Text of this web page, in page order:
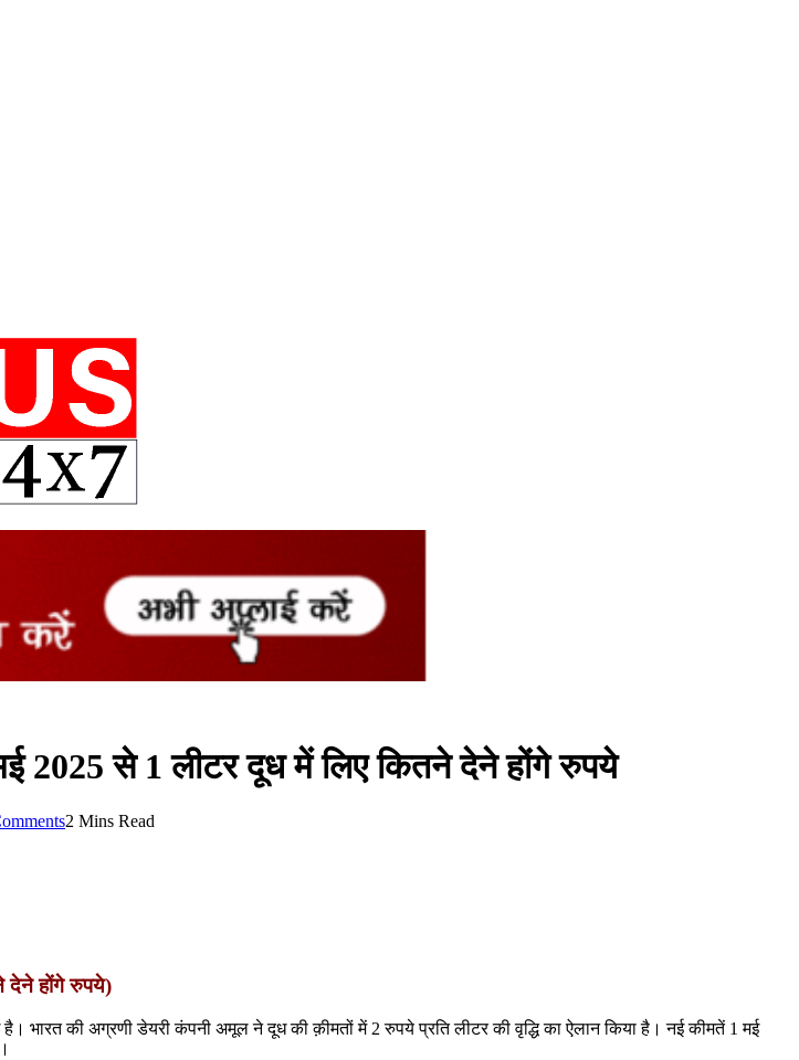
2025 से 1 लीटर दूध में लिए कितने देने होंगे रुपये
2 Mins Read
देने होंगे रुपये)
की अग्रणी डेयरी कंपनी अमूल ने दूध की क़ीमतों में 2 रुपये प्रति लीटर की वृद्धि का ऐलान किया है। नई कीमतें 1 मई